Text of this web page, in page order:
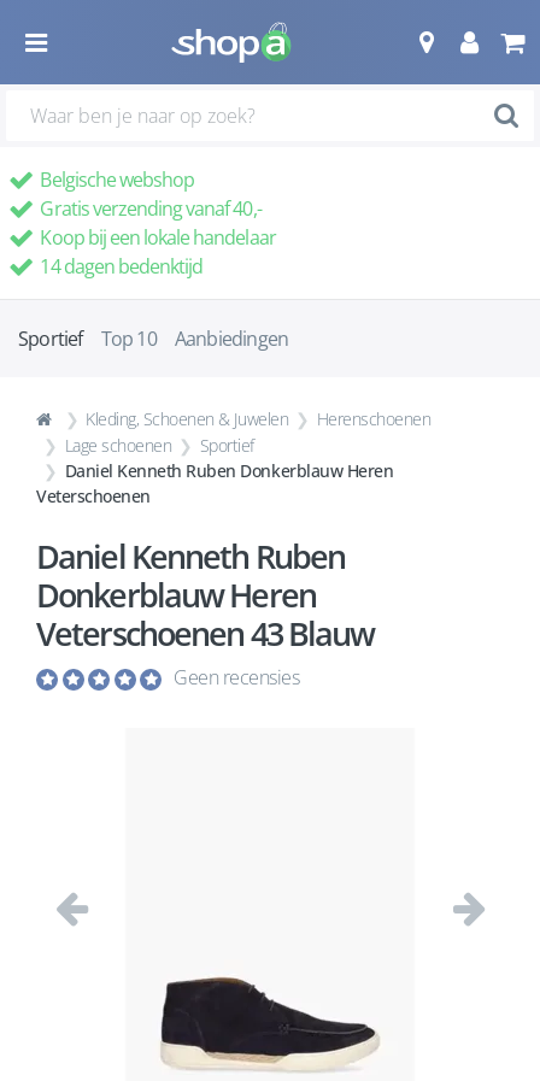
Belgische webshop
Gratis verzending vanaf 40,-
Koop bij een lokale handelaar
14 dagen bedenktijd
Sportief Top 10 Aanbiedingen
Kleding, Schoenen & Juwelen
Herenschoenen
Lage schoenen
Sportief
Daniel Kenneth Ruben Donkerblauw Heren
Veterschoenen
Daniel Kenneth Ruben
Donkerblauw Heren
Veterschoenen 43 Blauw
Geen recensies
Vorige